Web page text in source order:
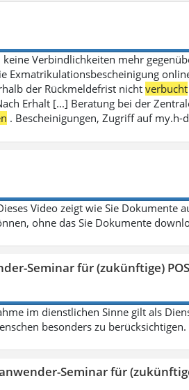
Verbindlichkeiten mehr
Exmatrikulationsbescheinigung
der Rückmeldefrist nichtverbucht
Erhalt [...] Beratung bei der
. Bescheinigungen, Zugriff auf
Video zeigt wie Sie Dokumente
ohne das Sie Dokumente
Seminar für (zukünftige)
im dienstlichen Sinne gilt als
besonders zu berücksichtigen.
Seminar für